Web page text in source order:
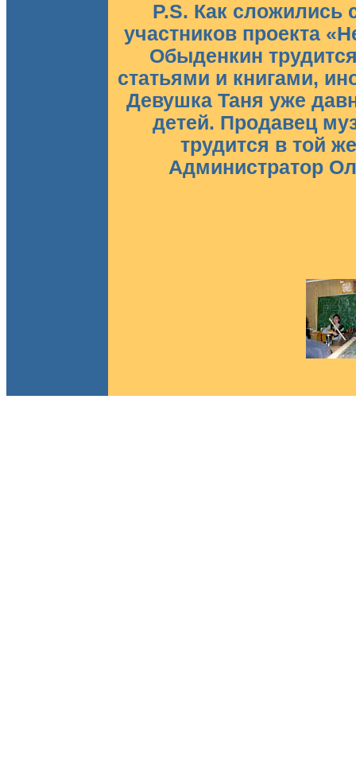
P.S. Как сложились
участников проекта
Обыденкин
статьями и книгами,
Девушка Таня уже
детей. Продавец
трудится в той
Администратор